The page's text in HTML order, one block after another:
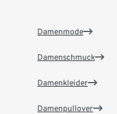
Damenmode
Damenschmuck
Damenkleider
Damenpullover